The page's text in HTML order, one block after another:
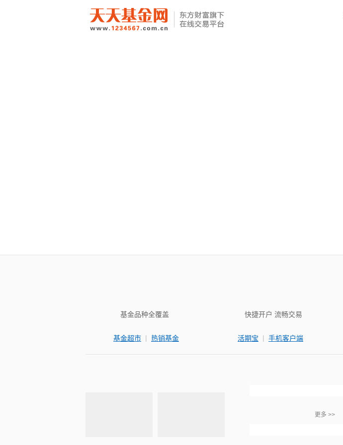
基金品种全覆盖
基金超市 | 热销基金
快捷开户 流畅交易
活期宝 | 手机客户端
更多 >>